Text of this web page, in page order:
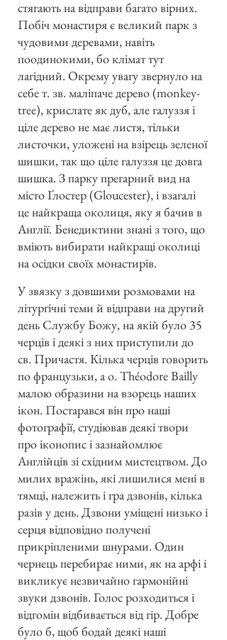
стягають на відправи багато вірних.
Побіч монастиря є великий парк з
чудовими деревами, навіть
поодинокими, бо клімат тут
лагідний. Окрему увагу звернуло на
себе т. зв. маліпаче дерево (monkey-
tree), крислате як дуб, але галуззя і
ціле дерево не має листя, тільки
листочки, уложені на взірець зеленої
шишки, так що ціле галуззя це довга
шишка. З парку прегарний вид на
місто Ґлостер (Gloucester), і взагалі
це найкраща околиця, яку я бачив в
Англії. Бенедиктини знані з того, що
вміють вибирати найкращі околиці
на осідки своїх монастирів.
У звязку з довшими розмовами на
літурґічні теми й відправи на другий
день Службу Божу, на якій було 35
черців і деякі з них приступили до
св. Причастя. Кілька черців говорить
по французьки, а о. Théodore Bailly
малою образини на взорець наших
ікон. Постарався він про наші
фотографії, студіював деякі твори
про іконопис і зазнайомлює
Англійців зі східним мистецтвом. До
милих вражінь, які лишилися мені в
тямці, належить і гра дзвонів, кілька
разів у день. Дзвони уміщені низько і
серця відповідно получені
прикріпленими шнурами. Один
чернець перебирає ними, як на арфі і
викликує незвичайно гармонійні
звуки дзвонів. Голос розходиться і
відгомін відбивається від гір. Добре
було б, щоб бодай деякі наші